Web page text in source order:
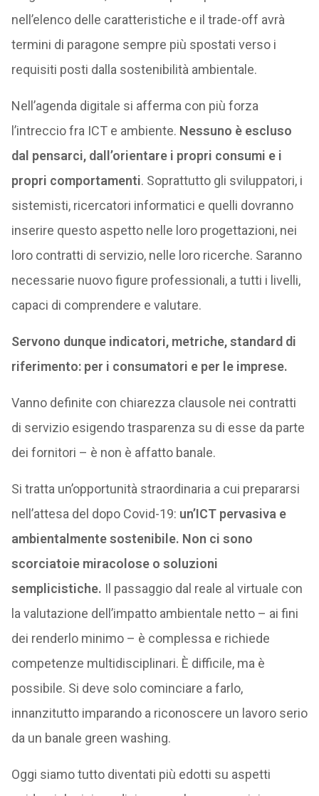
nell’elenco delle caratteristiche e il trade-off avrà
termini di paragone sempre più spostati verso i
requisiti posti dalla sostenibilità ambientale.
Nell’agenda digitale si afferma con più forza
l’intreccio fra ICT e ambiente. Nessuno è escluso
dal pensarci, dall’orientare i propri consumi e i
propri comportamenti. Soprattutto gli sviluppatori, i
sistemisti, ricercatori informatici e quelli dovranno
inserire questo aspetto nelle loro progettazioni, nei
loro contratti di servizio, nelle loro ricerche. Saranno
necessarie nuovo figure professionali, a tutti i livelli,
capaci di comprendere e valutare.
Servono dunque indicatori, metriche, standard di
riferimento: per i consumatori e per le imprese.
Vanno definite con chiarezza clausole nei contratti
di servizio esigendo trasparenza su di esse da parte
dei fornitori – è non è affatto banale.
Si tratta un’opportunità straordinaria a cui prepararsi
nell’attesa del dopo Covid-19: un’ICT pervasiva e
ambientalmente sostenibile. Non ci sono
scorciatoie miracolose o soluzioni
semplicistiche. Il passaggio dal reale al virtuale con
la valutazione dell’impatto ambientale netto – ai fini
dei renderlo minimo – è complessa e richiede
competenze multidisciplinari. È difficile, ma è
possibile. Si deve solo cominciare a farlo,
innanzitutto imparando a riconoscere un lavoro serio
da un banale green washing.
Oggi siamo tutto diventati più edotti su aspetti